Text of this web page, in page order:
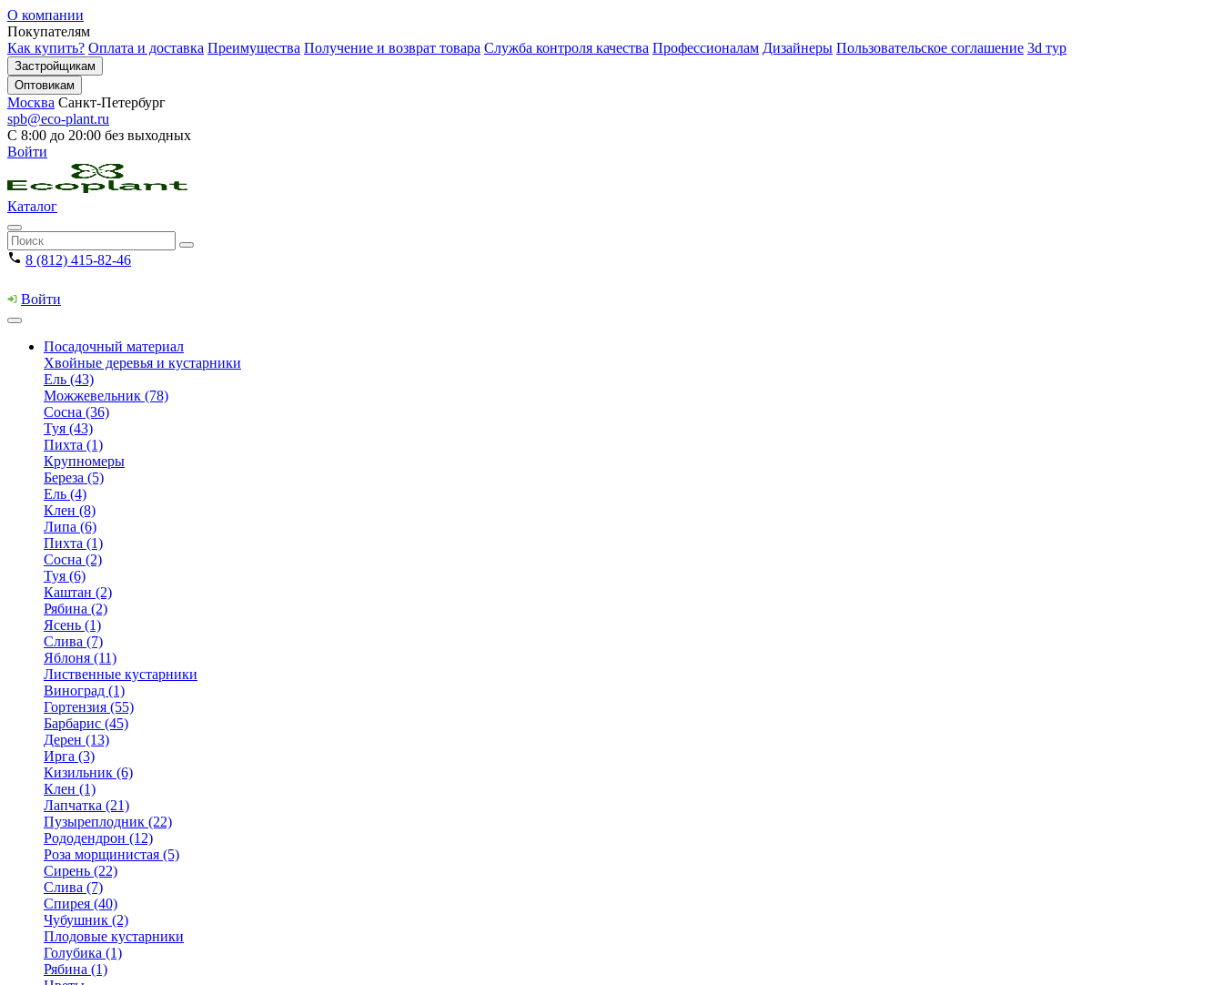
О компании
Покупателям
Как купить? Оплата и доставка Преимущества Получение и возврат товара Служба контроля качества Профессионалам Дизайнеры Пользовательское соглашение 3d тур
Застройщикам
Оптовикам
Москва Санкт-Петербург
spb@eco-plant.ru
С 8:00 до 20:00 без выходных
Войти
Каталог
8 (812) 415-82-46
Войти
Посадочный материал
Хвойные деревья и кустарники
Ель (43)
Можжевельник (78)
Сосна (36)
Туя (43)
Пихта (1)
Крупномеры
Береза (5)
Ель (4)
Клен (8)
Липа (6)
Пихта (1)
Сосна (2)
Туя (6)
Каштан (2)
Рябина (2)
Ясень (1)
Слива (7)
Яблоня (11)
Лиственные кустарники
Виноград (1)
Гортензия (55)
Барбарис (45)
Дерен (13)
Ирга (3)
Кизильник (6)
Клен (1)
Лапчатка (21)
Пузыреплодник (22)
Рододендрон (12)
Роза морщинистая (5)
Сирень (22)
Слива (7)
Спирея (40)
Чубушник (2)
Плодовые кустарники
Голубика (1)
Рябина (1)